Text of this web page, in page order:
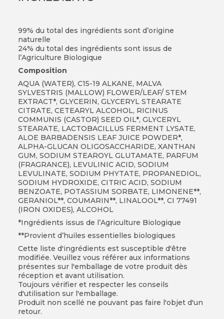
99% du total des ingrédients sont d’origine
naturelle
24% du total des ingrédients sont issus de
l’Agriculture Biologique
Composition
AQUA (WATER), C15-19 ALKANE, MALVA
SYLVESTRIS (MALLOW) FLOWER/LEAF/ STEM
EXTRACT*, GLYCERIN, GLYCERYL STEARATE
CITRATE, CETEARYL ALCOHOL, RICINUS
COMMUNIS (CASTOR) SEED OIL*, GLYCERYL
STEARATE, LACTOBACILLUS FERMENT LYSATE,
ALOE BARBADENSIS LEAF JUICE POWDER*,
ALPHA-GLUCAN OLIGOSACCHARIDE, XANTHAN
GUM, SODIUM STEAROYL GLUTAMATE, PARFUM
(FRAGRANCE), LEVULINIC ACID, SODIUM
LEVULINATE, SODIUM PHYTATE, PROPANEDIOL,
SODIUM HYDROXIDE, CITRIC ACID, SODIUM
BENZOATE, POTASSIUM SORBATE, LIMONENE**,
GERANIOL**, COUMARIN**, LINALOOL**, CI 77491
(IRON OXIDES), ALCOHOL
*Ingrédients issus de l’Agriculture Biologique
**Provient d’huiles essentielles biologiques
Cette liste d'ingrédients est susceptible d'être
modifiée. Veuillez vous référer aux informations
présentes sur l'emballage de votre produit dès
réception et avant utilisation.
Toujours vérifier et respecter les conseils
d'utilisation sur l'emballage.
Produit non scellé ne pouvant pas faire l'objet d'un
retour.